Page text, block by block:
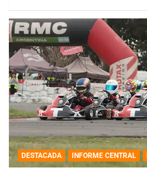
DESTACADA INFORME CENTRAL